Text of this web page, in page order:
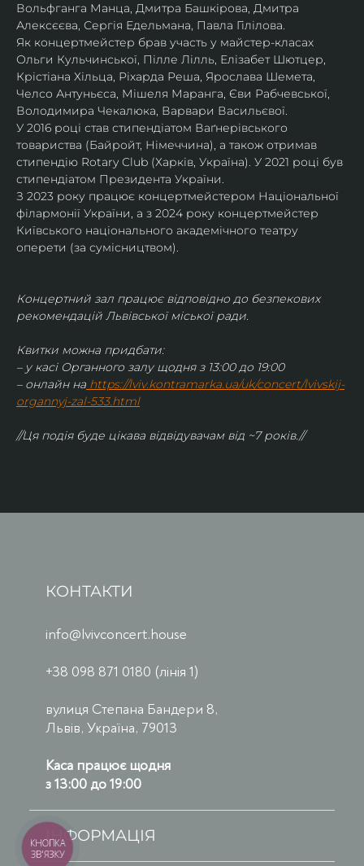
Вольфганга Манца, Дмитра Башкірова, Дмитра
Алексєєва, Сергія Едельмана, Павла Гілілова.
Як концертмейстер брав участь у майстер-класах
Ольги Кульчинської, Пілле Лілль, Елізабет Шютцер,
Крістіана Хільца, Ріхарда Реша, Ярослава Шемета,
Челсо Антуньєса, Мішеля Маранга, Єви Рабчевської,
Володимира Чекалюка, Варвари Васильєвої.
У 2016 році став стипендіатом Ваґнерівського
товариства (Байройт, Німеччина), а також отримав
стипендію Rotary Club (Харків, Україна). У 2021 році був
стипендіатом Президента України.
З 2023 року працює концертмейстером Національної
філармонії України, а з 2024 року концертмейстер
Київського національного академічного театру
оперети (за сумісництвом).
Концертний зал працює відповідно до безпекових
рекомендацій Львівської міської ради.
Квитки можна придбати:
– у касі Органного залу щодня з 13:00 до 19:00
– онлайн на https://lviv.kontramarka.ua/uk/concert/lvivskij-
organnyj-zal-533.html
//Ця подія буде цікава відвідувачам від ~7 років.//
КОНТАКТИ
info@lvivconcert.house
+38 098 871 0180 (лінія 1)
вулиця Степана Бандери 8,
Львів, Україна, 79013
Каса працює щодня
з 13:00 до 19:00
ІНФОРМАЦІЯ
КНОПКА
ЗВ'ЯЗКУ